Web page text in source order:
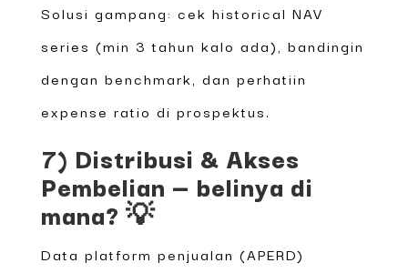
Solusi gampang: cek historical NAV
series (min 3 tahun kalo ada), bandingin
dengan benchmark, dan perhatiin
expense ratio di prospektus.
7) Distribusi & Akses
Pembelian — belinya di
mana? 💡
Data platform penjualan (APERD)